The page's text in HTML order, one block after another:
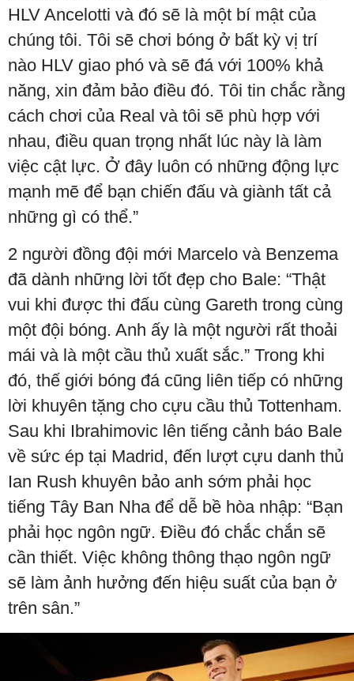
HLV Ancelotti và đó sẽ là một bí mật của
chúng tôi. Tôi sẽ chơi bóng ở bất kỳ vị trí
nào HLV giao phó và sẽ đá với 100% khả
năng, xin đảm bảo điều đó. Tôi tin chắc rằng
cách chơi của Real và tôi sẽ phù hợp với
nhau, điều quan trọng nhất lúc này là làm
việc cật lực. Ở đây luôn có những động lực
mạnh mẽ để bạn chiến đấu và giành tất cả
những gì có thể.”
2 người đồng đội mới Marcelo và Benzema
đã dành những lời tốt đẹp cho Bale: “Thật
vui khi được thi đấu cùng Gareth trong cùng
một đội bóng. Anh ấy là một người rất thoải
mái và là một cầu thủ xuất sắc.” Trong khi
đó, thế giới bóng đá cũng liên tiếp có những
lời khuyên tặng cho cựu cầu thủ Tottenham.
Sau khi Ibrahimovic lên tiếng cảnh báo Bale
về sức ép tại Madrid, đến lượt cựu danh thủ
Ian Rush khuyên bảo anh sớm phải học
tiếng Tây Ban Nha để dễ bề hòa nhập: “Bạn
phải học ngôn ngữ. Điều đó chắc chắn sẽ
cần thiết. Việc không thông thạo ngôn ngữ
sẽ làm ảnh hưởng đến hiệu suất của bạn ở
trên sân.”